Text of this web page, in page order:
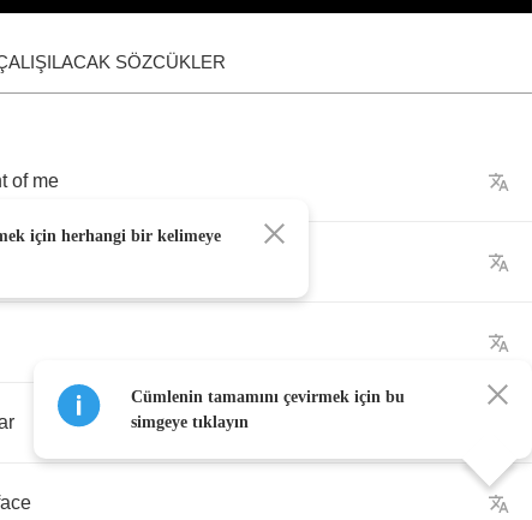
SÖZCÜKLER
of me
için herhangi bir kelimeye
Cümlenin tamamını çevirmek için bu
simgeye tıklayın